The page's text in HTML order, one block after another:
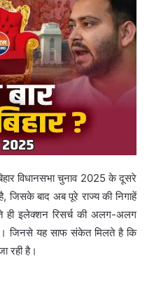
विधानसभा चुनाव 2025 के दूसरे
जिसके बाद अब पूरे राज्य की निगाहें
ही इलेक्शन रिसर्च की अलग-अलग
जिनसे यह साफ संकेत मिलते है कि
रही है।